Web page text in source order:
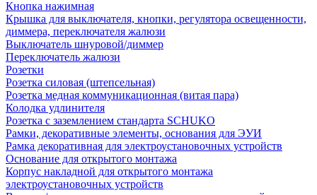
Кнопка нажимная
Крышка для выключателя, кнопки, регулятора освещенности,
диммера, переключателя жалюзи
Выключатель шнуровой/диммер
Переключатель жалюзи
Розетки
Розетка силовая (штепсельная)
Розетка медная коммуникационная (витая пара)
Колодка удлинителя
Розетка с заземлением стандарта SCHUKO
Рамки, декоративные элементы, основания для ЭУИ
Рамка декоративная для электроустановочных устройств
Основание для открытого монтажа
Корпус накладной для открытого монтажа
электроустановочных устройств